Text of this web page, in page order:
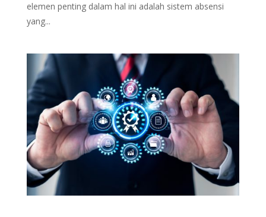
elemen penting dalam hal ini adalah sistem absensi
yang...